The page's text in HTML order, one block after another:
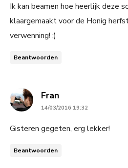
Ik kan beamen hoe heerlijk deze
klaargemaakt voor de Honig
verwenning! ;)
Beantwoorden
Fransays:
14/03/2016 19:32
Gisteren gegeten, erg lekker!
Beantwoorden